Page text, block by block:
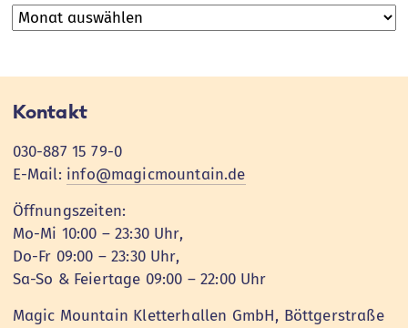
Archive
Kontakt
030-887 15 79-0
E-Mail: info@magicmountain.de
Öffnungszeiten:
Mo-Mi 10:00 – 23:30 Uhr,
Do-Fr 09:00 – 23:30 Uhr,
Sa-So & Feiertage 09:00 – 22:00 Uhr
Magic Mountain Kletterhallen GmbH, Böttgerstraße